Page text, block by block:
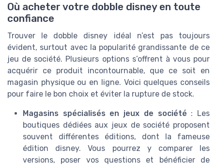
Où acheter votre dobble disney en toute
confiance
Trouver le dobble disney idéal n’est pas toujours
évident, surtout avec la popularité grandissante de ce
jeu de société. Plusieurs options s’offrent à vous pour
acquérir ce produit incontournable, que ce soit en
magasin physique ou en ligne. Voici quelques conseils
pour faire le bon choix et éviter la rupture de stock.
Magasins spécialisés en jeux de société : Les
boutiques dédiées aux jeux de société proposent
souvent différentes éditions, dont la fameuse
édition disney. Vous pourrez y comparer les
versions, poser vos questions et bénéficier de